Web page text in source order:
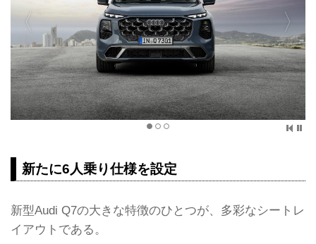
新たに6人乗り仕様を設定
新型Audi Q7の大きな特徴のひとつが、多彩なシートレ
イアウトである。